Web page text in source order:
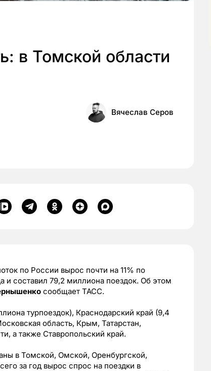
в Томской области
Вячеслав Серов
по России вырос почти на 11% по
составил 79,2 миллиона поездок. Об этом
сообщает ТАСС.
турпоездок), Краснодарский край (9,4
область, Крым, Татарстан,
а также Ставропольский край.
в Томской, Омской, Оренбургской,
за год вырос спрос на поездки в